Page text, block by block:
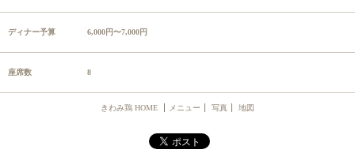
ディナー予算 6,000円〜7,000円
座席数 8
きわみ鶏 HOME メニュー 写真 地図